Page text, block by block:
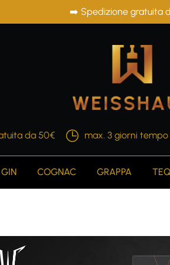
➡️ Spedizione gratuita
da 50€ max. 3 giorni
GIN COGNAC GRAPPA